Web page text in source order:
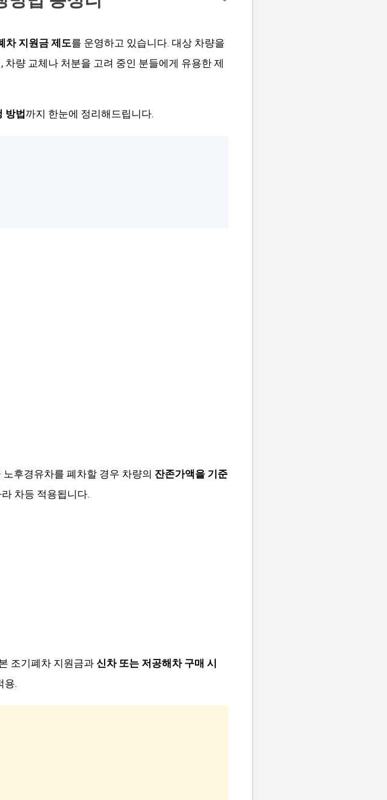
차 지원금 제도를 운영하고 있습니다. 대상 차량을
차량 교체나 처분을 고려 중인 분들에게 유용한 제
방법까지 한눈에 정리해드립니다.
후경유차를 폐차할 경우 차량의 잔존가액을 기준
차등 적용됩니다.
조기폐차 지원금과 신차 또는 저공해차 구매 시
용.